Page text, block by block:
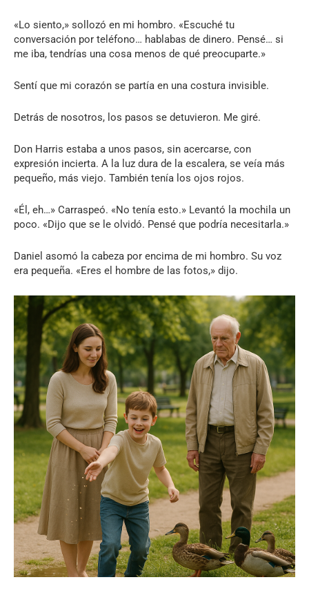
«Lo siento,» sollozó en mi hombro. «Escuché tu
conversación por teléfono… hablabas de dinero. Pensé… si
me iba, tendrías una cosa menos de qué preocuparte.»
Sentí que mi corazón se partía en una costura invisible.
Detrás de nosotros, los pasos se detuvieron. Me giré.
Don Harris estaba a unos pasos, sin acercarse, con
expresión incierta. A la luz dura de la escalera, se veía más
pequeño, más viejo. También tenía los ojos rojos.
«Él, eh…» Carraspeó. «No tenía esto.» Levantó la mochila un
poco. «Dijo que se le olvidó. Pensé que podría necesitarla.»
Daniel asomó la cabeza por encima de mi hombro. Su voz
era pequeña. «Eres el hombre de las fotos,» dijo.